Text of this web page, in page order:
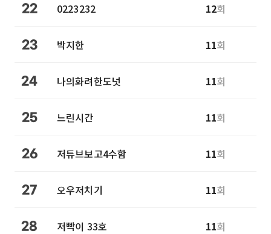
22 0223232 12회
23 박지한 11회
24 나의화려한도넛 11회
25 느린시간 11회
26 저튜브보고4수함 11회
27 오우저치기 11회
28 저빡이 33호 11회